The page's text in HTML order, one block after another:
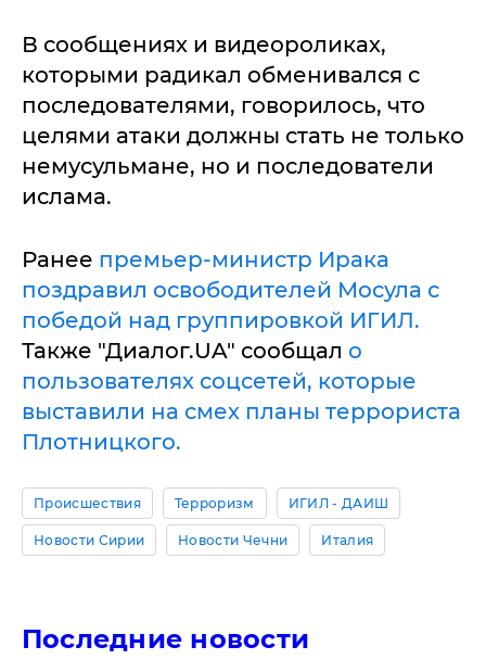
В сообщениях и видеороликах,
которыми радикал обменивался с
последователями, говорилось, что
целями атаки должны стать не только
немусульмане, но и последователи
ислама.
Ранее премьер-министр Ирака
поздравил освободителей Мосула с
победой над группировкой ИГИЛ.
Также "Диалог.UA" сообщал о
пользователях соцсетей, которые
выставили на смех планы террориста
Плотницкого.
Происшествия Терроризм ИГИЛ - ДАИШ
Новости Сирии Новости Чечни Италия
Последние новости